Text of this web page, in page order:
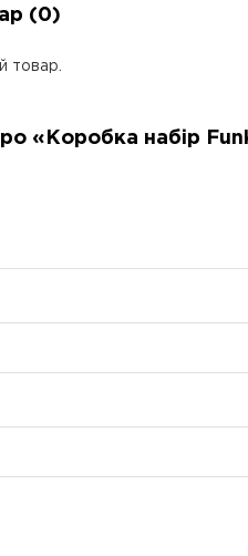
(0)
товар.
«Коробка набір